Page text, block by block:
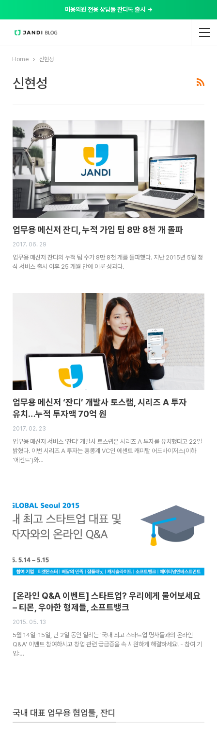
미용의원 전용 상담툴 잔디톡 출시 →
Home 신현성
신현성
업무용 메신저 잔디, 누적 가입 팀 8만 8천 개 돌파
2017. 06. 29
업무용 메신저 잔디의 누적 팀 수가 8만 8천 개를 돌파했다. 지난 2015년 5월 정
식 서비스 출시 이후 25 개월 만에 이룬 성과다.
업무용 메신저 ‘잔디’ 개발사 토스랩, 시리즈 A 투자
유치…누적 투자액 70억 원
2017. 02. 23
업무용 메신저 서비스 ‘잔디’ 개발사 토스랩은 시리즈 A 투자를 유치했다고 22일
밝혔다. 이번 시리즈 A 투자는 홍콩계 VC인 에센트 캐피탈 어드바이저스(이하
‘에센트’)와…
[온라인 Q&A 이벤트] 스타트업? 우리에게 물어보세요
– 티몬, 우아한 형제들, 소프트뱅크
2015. 05. 13
5월 14일-15일, 단 2일 동안 열리는 '국내 최고 스타트업 명사들과의 온라인
Q&A' 이벤트 참여하시고 창업 관련 궁금증을 속 시원하게 해결하세요! - 참여 기
업:…
국내 대표 업무용 협업툴, 잔디